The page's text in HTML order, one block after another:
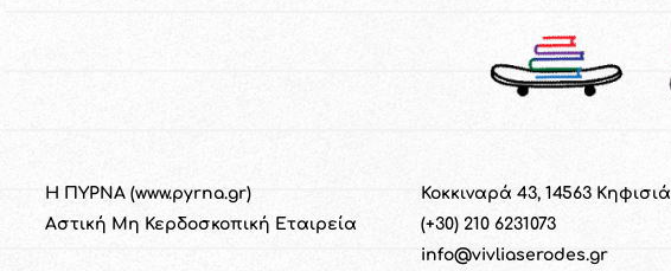
Η ΠΥΡΝΑ (www.pyrna.gr)
Αστική Mη Κερδοσκοπική Εταιρεία
Κοκκιναρά 43, 14563 Κηφισιά
(+30) 210 6231073
info@vivliaserodes.gr